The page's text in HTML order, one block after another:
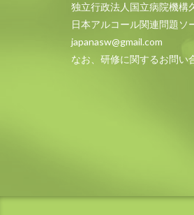
独立行政法人国立病院機
日本アルコール関連問題ソ
japanasw@gmail.com
なお、研修に関するお問い